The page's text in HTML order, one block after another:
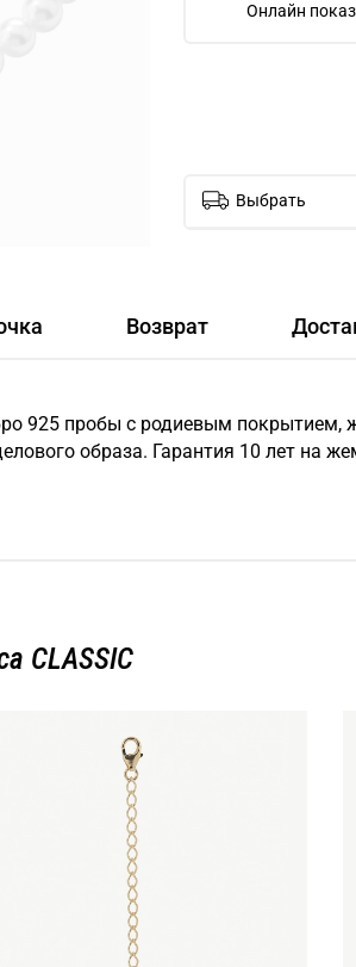
Онлайн показ
Выбрать
Возврат
925 пробы с родиевым
образа. Гарантия 10 лет на
CLASSIC